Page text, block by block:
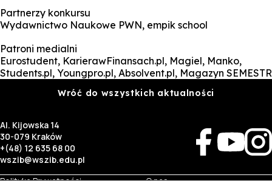
Partnerzy konkursu
Wydawnictwo Naukowe PWN, empik school
Patroni medialni
Eurostudent, KarierawFinansach.pl, Magiel, Manko,
Students.pl, Youngpro.pl, Absolvent.pl, Magazyn SEMESTR
Wróć do wszystkich aktualności
Al. Kijowska 14
30-079 Kraków
+(48) 12 635 68 00
wszib@wszib.edu.pl
Polityka Prywatności
O nas